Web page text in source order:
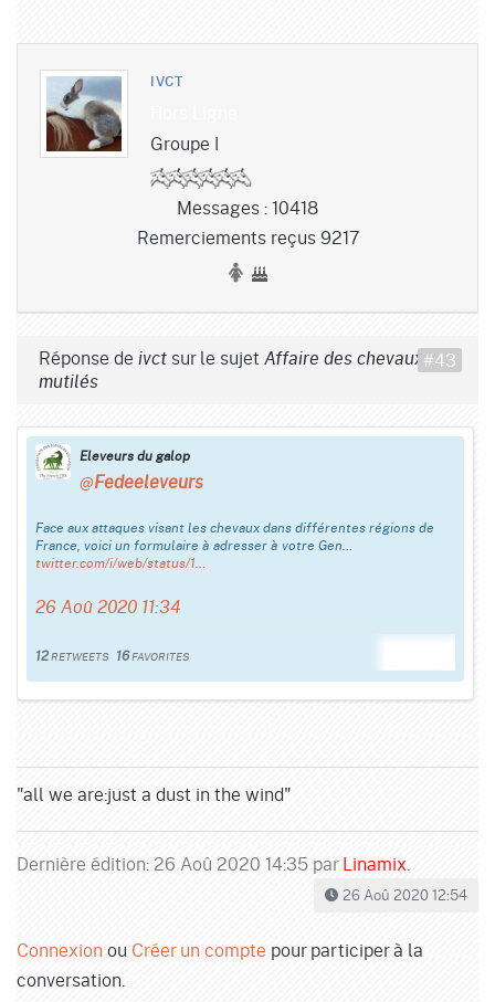
IVCT
Groupe I
Messages : 10418
Remerciements reçus 9217
Réponse de ivct sur le sujet Affaire des chevaux
mutilés
Eleveurs du galop
@Fedeeleveurs
Face aux attaques visant les chevaux dans différentes régions de
France, voici un formulaire à adresser à votre Gen…
twitter.com/i/web/status/1…
26 Aoû 2020 11:34
12 RETWEETS 16 FAVORITES
"all we are:just a dust in the wind"
Dernière édition: 26 Aoû 2020 14:35 parLinamix.
26 Aoû 2020 12:54
#43
Connexionou Créer un compte pour participer à la
conversation.